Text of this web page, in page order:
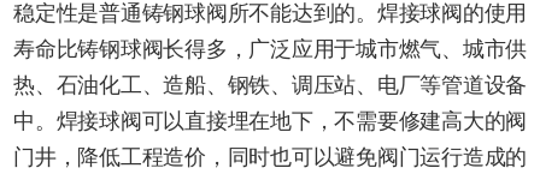
稳定性是普通铸钢球阀所不能达到的。焊接球阀的使用
寿命比铸钢球阀长得多，广泛应用于城市燃气、城市供
热、石油化工、造船、钢铁、调压站、电厂等管道设备
中。焊接球阀可以直接埋在地下，不需要修建高大的阀
门井，降低工程造价，同时也可以避免阀门运行造成的